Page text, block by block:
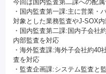
今回は国内監査第二課への配属
・国内監査第一課:主に営業・
対象とした業務監査やJ-SOX
・国内監査第二課:国内子会社
内部監査を対応
・海外監査課:海外子会社約40
査を対応
・監査企画課:システム監査と